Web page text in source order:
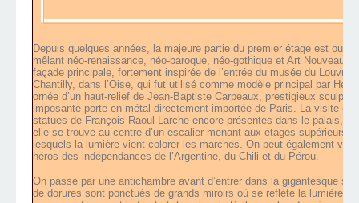
Depuis quelques années, la majeure partie du premier étage est
mêlant néo-renaissance, néo-baroque, néo-gothique et Art Nouveau.
façade principale, fortement inspirée de l’entrée du musée du
Chantilly, dans l’Oise, qui fut utilisé comme modèle principal par
ornée d’un haut-relief de Jean-Baptiste Carpeaux, prestigieux
imposante porte en métal directement importée de Paris. La visite
statues de François-Raoul Larche encore présentes dans le palais,
elle se trouve au centre d’un escalier menant aux étages supérieurs
lesquels la lumière vient colorer les marches. On peut également
héros des indépendances de l’Argentine, du Chili et du Pérou.
On passe par une antichambre avant d’entrer dans la gigantesque
de dorures sont ponctués de grands miroirs où se reflète la lumière